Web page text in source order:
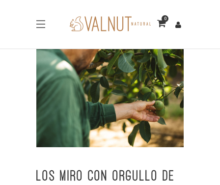
0
Los miro con orgullo de